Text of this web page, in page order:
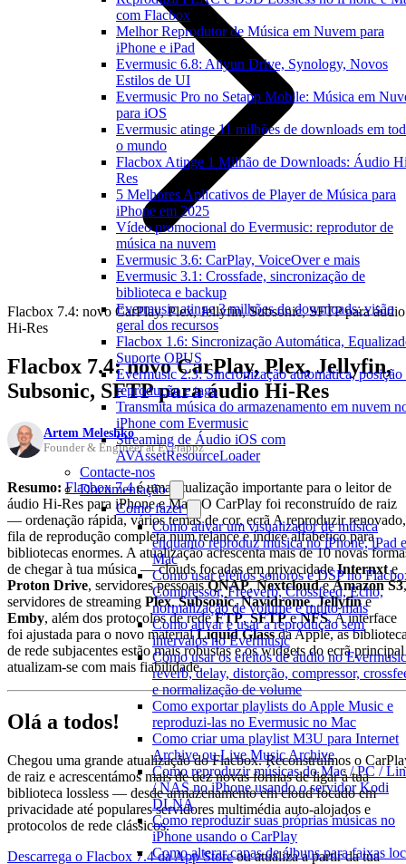
com Flacbox
Melhor Reprodutor de Música em Nuvem para
iPhone e iPad
Evermusic 6.8: Aliyun Drive, Synology, Novos
Estilos de UI
Evermusic Pro no Setapp Mobile: Música em
para iOS
Evermusic atinge 11 milhões de downloads em
o mundo
Flacbox Atinge 1 Milhão de Downloads: Áudio
Res
5 Melhores Aplicativos de Player de Música para
iPhone em 2025
Vídeo promocional do Evermusic: reprodutor de
música na nuvem
Evermusic 3.6: CarPlay, VoiceOver e mais
Evermusic 3.1: Crossfade, sincronização de
biblioteca e backup
Evermusic atinge 3 milhões de downloads: visão
geral dos recursos
Flacbox 1.6: Sincronização Automática,
Suporte OPUS
Evermusic 2.3: Sincronização automática, posição
reprodução e tags
Transmita música do armazenamento em nuvem
iPhone com Evermusic
Streaming de Áudio iOS com
AVAssetResourceLoader
Contacte-nos
Documentação
Como fazer
Como ativar um visualizador de música
enquanto reproduz música no iPhone, iPad e
Mac
Como usar efeitos sonoros e DSP no
Compressor, Freeverb, Crossfeed, Echo,
normalização de volume e muito mais
Como ativar e usar a reprodução sem
intervalos no Evermusic
Como usar os efeitos de áudio no
reverb, delay, distorção, compressor,
e normalização de volume
Como exportar playlists do Apple Music e
reproduzi-las no Evermusic no Mac
Como criar uma playlist M3U para Internet
Archive ou Live Music Archive
Como reproduzir músicas do Mac / PC /
/ NAS no iPhone usando o servidor Kodi
DLNA
Como reproduzir suas próprias músicas no
iPhone usando o CarPlay
Como alterar capas de álbuns para faixas
Flacbox 7.4: novo CarPlay, Plex, Jellyfin, Subsonic, SFTP para áudio
Hi-Res
Flacbox 7.4: novo CarPlay, Plex, Jellyfin,
Subsonic, SFTP para áudio Hi-Res
Artem Meleshko
Founder & Engineer at Everappz
Resumo: Flacbox 7.4é uma atualização importante para o leitor de
áudio Hi-Res para iPhone e Mac. O CarPlay foi reconstruído de raiz
— ordenação rápida, vários temas de cor, ecrã A reproduzir renovado,
fila de reprodução completa num relance e índice alfabético para
bibliotecas enormes. A atualização acrescenta mais de 10 novas
de chegar à tua música — clouds focadas em privacidadeInternxte
Proton Drive, servidores pessoaisQNAP,NextcloudeAmazon S3,
servidores de streaming Plex,Subsonic,Navidrome,Jellyfine
Emby, além dos protocolos de redeFTP,SFTPeNFS. A interface
foi ajustada para o novo materialLiquid Glassda Apple, as
de rede subjacentes estão mais robustas e os widgets do ecrã principal
atualizam-se com mais fiabilidade.
Olá a todos!
Chegou uma grande atualização do Flacbox. Reconstruímos o
de raiz e acrescentámos mais de dez novas formas de ligar à tua
biblioteca lossless — desde armazenamento em cloud focado em
privacidade até populares servidores multimédia auto-alojados e
protocolos de rede clássicos.
Descarrega o Flacbox 7.4 da App Storeou atualiza a partir da tua